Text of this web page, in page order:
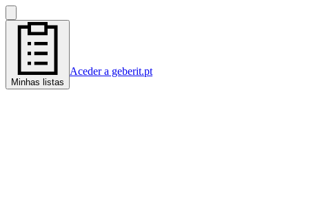
Minhas listas
Aceder a geberit.pt